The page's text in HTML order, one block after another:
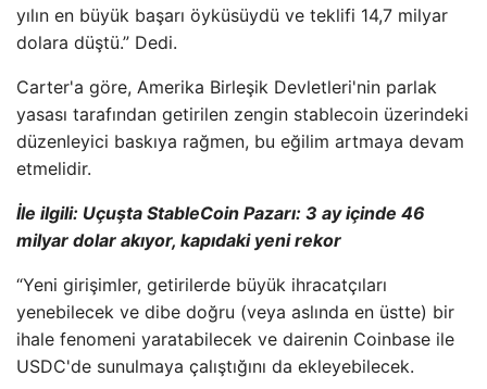
yılın en büyük başarı öyküsüydü ve teklifi 14,7 milyar
dolara düştü.” Dedi.
Carter'a göre, Amerika Birleşik Devletleri'nin parlak
yasası tarafından getirilen zengin stablecoin üzerindeki
düzenleyici baskıya rağmen, bu eğilim artmaya devam
etmelidir.
İle ilgili: Uçuşta StableCoin Pazarı: 3 ay içinde 46
milyar dolar akıyor, kapıdaki yeni rekor
“Yeni girişimler, getirilerde büyük ihracatçıları
yenebilecek ve dibe doğru (veya aslında en üstte) bir
ihale fenomeni yaratabilecek ve dairenin Coinbase ile
USDC'de sunulmaya çalıştığını da ekleyebilecek.